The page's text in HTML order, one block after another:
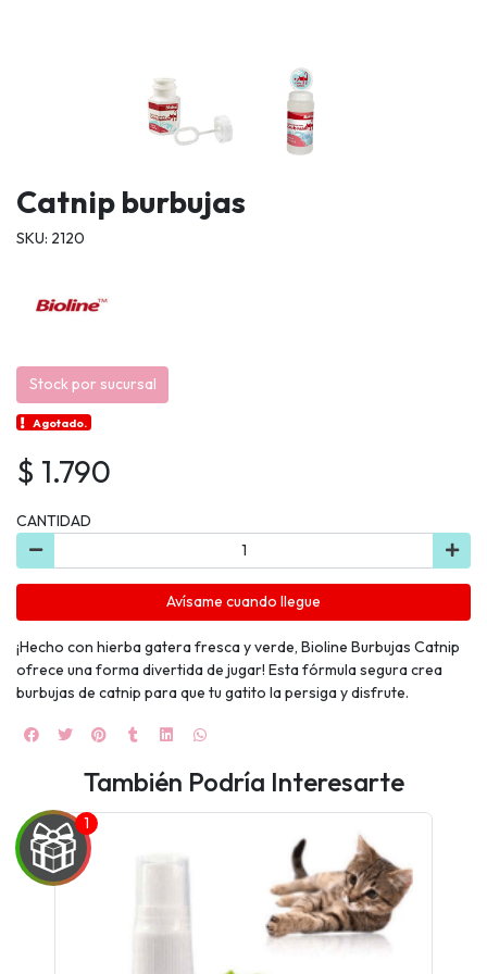
Catnip burbujas
SKU: 2120
Stock por sucursal
Agotado.
$ 1.790
CANTIDAD
Avísame cuando llegue
¡Hecho con hierba gatera fresca y verde, Bioline Burbujas Catnip
ofrece una forma divertida de jugar! Esta fórmula segura crea
burbujas de catnip para que tu gatito la persiga y disfrute.
También Podría Interesarte